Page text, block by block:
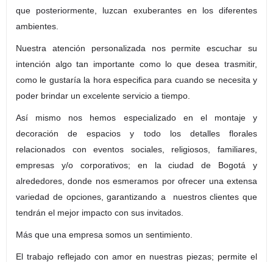
que posteriormente, luzcan exuberantes en los diferentes
ambientes.
Nuestra atención personalizada nos permite escuchar su
intención algo tan importante como lo que desea trasmitir,
como le gustaría la hora especifica para cuando se necesita y
poder brindar un excelente servicio a tiempo.
Así mismo nos hemos especializado en el montaje y
decoración de espacios y todo los detalles florales
relacionados con eventos sociales, religiosos, familiares,
empresas y/o corporativos; en la ciudad de Bogotá y
alrededores, donde nos esmeramos por ofrecer una extensa
variedad de opciones, garantizando a nuestros clientes que
tendrán el mejor impacto con sus invitados.
Más que una empresa somos un sentimiento.
El trabajo reflejado con amor en nuestras piezas; permite el